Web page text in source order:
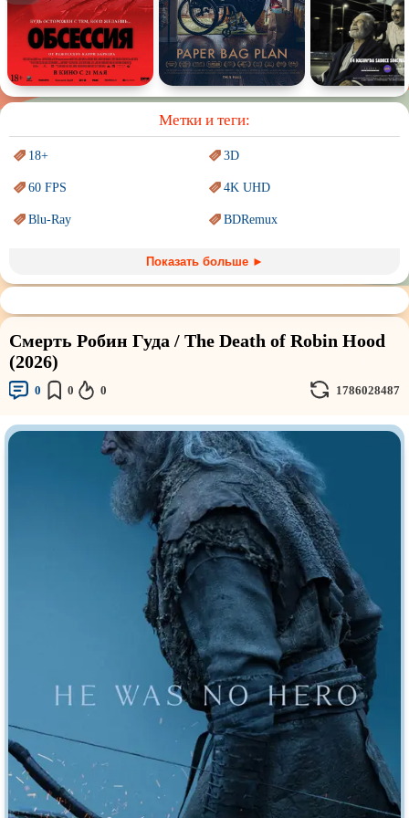
Спектакль Сказка Немое кино Для взрослых
Метки и теги:
18+ 3D
60 FPS 4K UHD
Blu-Ray BDRemux
Sci-Fi (Научнаяфантастика) Trash (трэш) movies
Авангард иСюрреализм Ангелы и Демоны
Аниме Антиутопия
Врачи
Комикс
Маги и Волшебники Наркотики
Основанное нареальных
событиях
ПереводГоблина
Перевод Кураж-Бамбей
Подростковаяжестокость
Призраки
Про апокалипсис
Про богатых Про богов
Про вампиров Про ведьм
Про викингов Про выживание
Про гангстеров Про гонки
Показать больше ►
Смерть Робин Гуда / The Death of Robin Hood
(2026)
0 0 0 1786028487